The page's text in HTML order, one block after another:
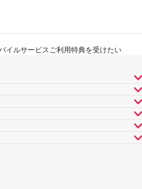
イルサービスご利用特典を受けたい